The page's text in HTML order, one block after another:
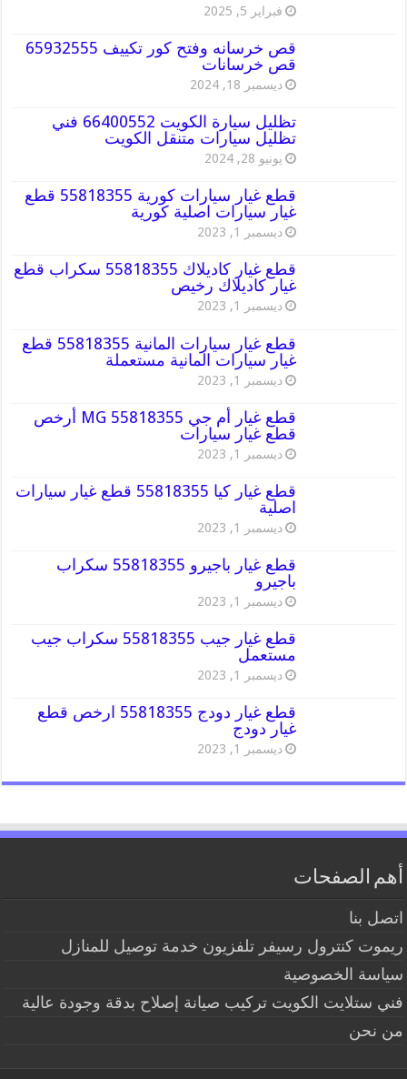
فبراير 5, 2025
قص خرسانه وفتح كور تكييف 65932555
قص خرسانات
ديسمبر 18, 2024
تظليل سيارة الكويت 66400552 فني
تظليل سيارات متنقل الكويت
يونيو 28, 2024
قطع غيار سيارات كورية 55818355 قطع
غيار سيارات اصلية كورية
ديسمبر 1, 2023
قطع غيار كاديلاك 55818355 سكراب قطع
غيار كاديلاك رخيص
ديسمبر 1, 2023
قطع غيار سيارات المانية 55818355 قطع
غيار سيارات المانية مستعملة
ديسمبر 1, 2023
قطع غيار أم جي MG 55818355 أرخص
قطع غيار سيارات
ديسمبر 1, 2023
قطع غيار كيا 55818355 قطع غيار سيارات
اصلية
ديسمبر 1, 2023
قطع غيار باجيرو 55818355 سكراب
باجيرو
ديسمبر 1, 2023
قطع غيار جيب 55818355 سكراب جيب
مستعمل
ديسمبر 1, 2023
قطع غيار دودج 55818355 ارخص قطع
غيار دودج
ديسمبر 1, 2023
أهم الصفحات
اتصل بنا
ريموت كنترول رسيفر تلفزيون خدمة توصيل للمنازل
سياسة الخصوصية
فني ستلايت الكويت تركيب صيانة إصلاح بدقة وجودة عالية
من نحن